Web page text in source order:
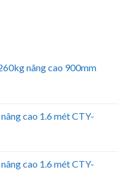
nâng cao 900mm
cao 1.6 mét CTY-
cao 1.6 mét CTY-